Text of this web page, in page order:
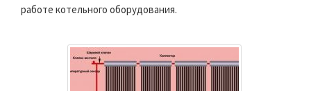
работе котельного оборудования.